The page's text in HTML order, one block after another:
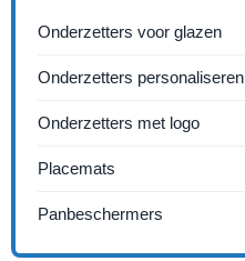
Onderzetters voor glazen
Onderzetters personaliseren
Onderzetters met logo
Placemats
Panbeschermers